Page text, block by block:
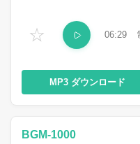
☆ 06:29
MP3
BGM-1000